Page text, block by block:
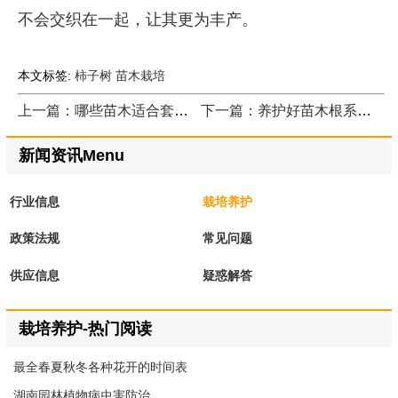
不会交织在一起，让其更为丰产。
本文标签: 柿子树 苗木栽培
上一篇：哪些苗木适合套种，苗木套种有哪些优势 下一篇：养护好苗木根系，才能获得好苗木
新闻资讯Menu
行业信息 栽培养护
政策法规 常见问题
供应信息 疑惑解答
栽培养护-热门阅读
最全春夏秋冬各种花开的时间表